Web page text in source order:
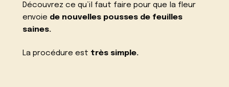
Découvrez ce qu’il faut faire pour que la fleur
envoie de nouvelles pousses de feuilles
saines.
La procédure est très simple.